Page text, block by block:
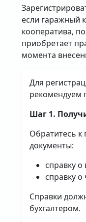
если гаражный
кооператива,
приобретает
момента
Для
рекомендуем
Шаг 1.
Обратитесь к
документы:
справку
справку о
Справки
бухгалтером.